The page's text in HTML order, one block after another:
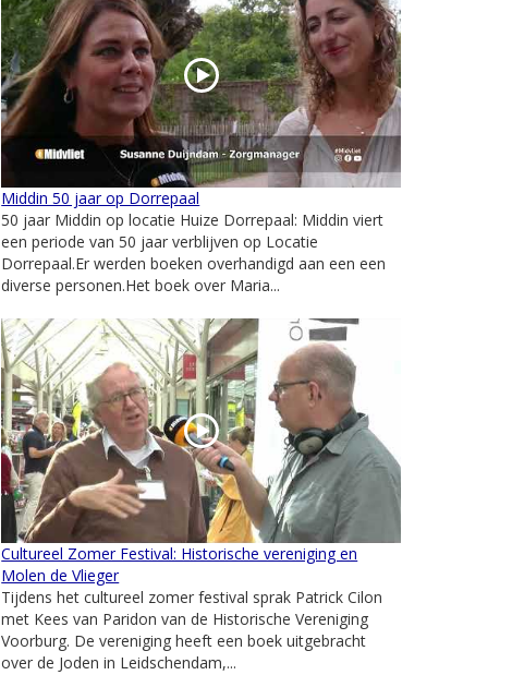
Middin 50 jaar op Dorrepaal
50 jaar Middin op locatie Huize Dorrepaal: Middin viert
een periode van 50 jaar verblijven op Locatie
Dorrepaal.Er werden boeken overhandigd aan een een
diverse personen.Het boek over Maria...
Cultureel Zomer Festival: Historische vereniging en
Molen de Vlieger
Tijdens het cultureel zomer festival sprak Patrick Cilon
met Kees van Paridon van de Historische Vereniging
Voorburg. De vereniging heeft een boek uitgebracht
over de Joden in Leidschendam,...